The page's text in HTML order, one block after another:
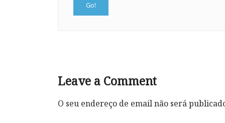
Leave a Comment
O seu endereço de email não será